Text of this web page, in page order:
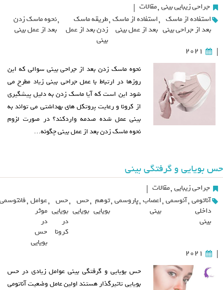
جراحی زیبایی بینی ,مقالات |
استفاده از ماسک
بعد از جراحی بینی
,استفاده از ماسک
بعد از عمل بینی
,طریقه ماسک
زدن بعد از عمل
بینی
,نحوه ماسک زدن
بعد از عمل بینی
|
2021
نحوه ماسک زدن بعد از جراحی بینی سوالی که این
روزها در ارتباط با عمل جراحی بینی زیاد مطرح می
شود این است که آیا ماسک زدن به دلیل پیشگیری
از کرونا و رعایت پروتکل های بهداشتی می تواند به
بینی عمل شده صدمه واردکند؟ در صورت لزوم
نحوه ماسک زدن بعد از عمل بینی چگونه…
حس بویایی و گرفتگی بینی
جراحی زیبایی ,مقالات |
آناتومی
داخلی
بینی
,آنوسمی ,اعصاب
بینی
,پاروسمی ,توهم
بویایی
,حس
بویایی
,حس
بویایی
در
کرونا
,عوامل
موثر
در
حس
بویایی
,فانتوسمی
|
2021
حس بویایی و گرفتگی بینی عوامل زیادی در حس
بویایی تاثیرگذار هستند اولین عامل وضعیت آناتومی